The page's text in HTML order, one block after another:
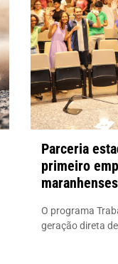
Parceria
primeiro
maranhenses
O programa
geração direta